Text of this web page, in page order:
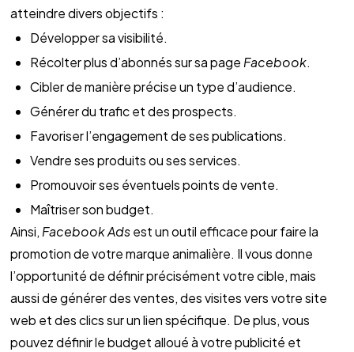
atteindre divers objectifs :
Développer sa visibilité.
Récolter plus d’abonnés sur sa page Facebook.
Cibler de manière précise un type d’audience.
Générer du trafic et des prospects.
Favoriser l’engagement de ses publications.
Vendre ses produits ou ses services.
Promouvoir ses éventuels points de vente.
Maîtriser son budget.
Ainsi, Facebook Ads est un outil efficace pour faire la
promotion de votre marque animalière. Il vous donne
l’opportunité de définir précisément votre cible, mais
aussi de générer des ventes, des visites vers votre site
web et des clics sur un lien spécifique. De plus, vous
pouvez définir le budget alloué à votre publicité et